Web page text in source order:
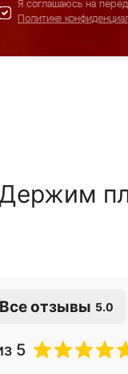
Я соглашаюсь на
Политике
Все отзывы 5.0
5